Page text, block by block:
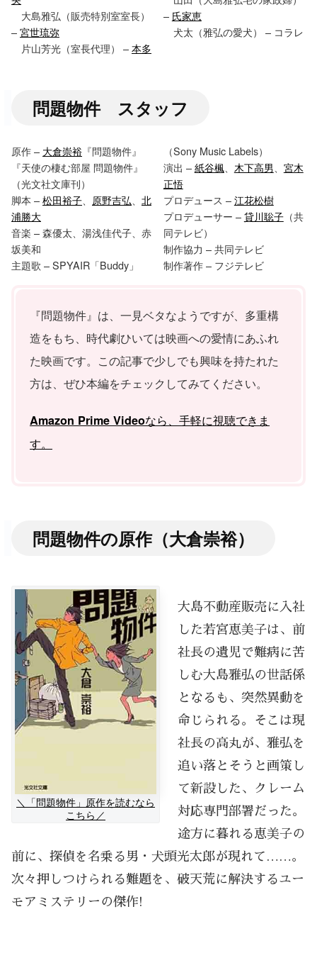
大島雅弘（販売特別室室長）
–宮世琉弥
片山芳光（室長代理） –本多
– 氏家恵
犬太（雅弘の愛犬） – コラレ
問題物件 スタッフ
原作 – 大倉崇裕 『問題物件』
『天使の棲む部屋 問題物件』
（光文社文庫刊）
脚本 –松田裕子 原野吉弘
北
浦勝大
音楽 – 森優太、湯浅佳代子、赤
坂美和
主題歌 – SPYAIR「Buddy」
（Sony Music Labels）
演出 –紙谷楓、 木下高男
宮木
正悟
プロデュース –江花松樹
プロデューサー –貸川聡子（共
同テレビ）
制作協力 – 共同テレビ
制作著作 – フジテレビ
『問題物件』は、一見ベタなようですが、多重構
造をもち、時代劇ひいては映画への愛情にあふれ
た映画です。この記事で少しでも興味を持たれた
方は、ぜひ本編をチェックしてみてください。
Amazon Prime Videoなら、手軽に視聴できま
す。
問題物件の原作（大倉崇裕）
＼「問題物件」原作を読むなら
こちら／
大島不動産販売に入社
した若宮恵美子は、前
社長の遺児で難病に苦
しむ大島雅弘の世話係
となるも、突然異動を
命じられる。そこは現
社長の高丸が、雅弘を
追い落とそうと画策し
て新設した、クレーム
対応専門部署だった。
途方に暮れる恵美子の
前に、探偵を名乗る男・犬頭光太郎が現れて……。
次々押しつけられる難題を、破天荒に解決するユー
モアミステリーの傑作!